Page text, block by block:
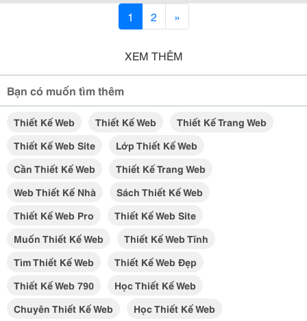
1 2 »
XEM THÊM
Bạn có muốn tìm thêm
Thiết Kế Web Thiết Kế Web
Thiết Kế Trang Web
Thiết Kế Web Site
Lớp Thiết Kế Web
Cần Thiết Kế Web
Thiết Kế Trang Web
Web Thiết Kế Nhà
Sách Thiết Kế Web
Thiết Kế Web Pro
Thiết Kế Web Site
Muốn Thiết Kế Web
Thiết Kế Web Tĩnh
Tìm Thiết Kế Web
Thiết Kế Web Đẹp
Thiết Kế Web 790
Học Thiết Kế Web
Chuyên Thiết Kế Web
Học Thiết Kế Web